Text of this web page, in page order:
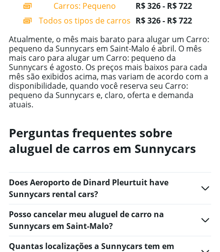
displaying
categories.
Range:
14
categories.
The
chart
has
1
Y
axis
displaying
Range:
0
to
1000.
Carros: Pequeno
R$ 326 - R$ 722
Todos os tipos de carros R$ 326 - R$ 722
Atualmente, o mês mais barato para alugar um Carro:
pequeno da Sunnycars em Saint-Malo é abril. O mês
mais caro para alugar um Carro: pequeno da
Sunnycars é agosto. Os preços mais baixos para cada
mês são exibidos acima, mas variam de acordo com a
disponibilidade, quando você reserva seu Carro:
pequeno da Sunnycars e, claro, oferta e demanda
atuais.
Perguntas frequentes sobre
aluguel de carros em Sunnycars
Does Aeroporto de Dinard Pleurtuit have
Sunnycars rental cars?
Posso cancelar meu aluguel de carro na
Sunnycars em Saint-Malo?
Quantas localizações a Sunnycars tem em